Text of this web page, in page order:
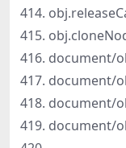
document/
document/
document/
document/